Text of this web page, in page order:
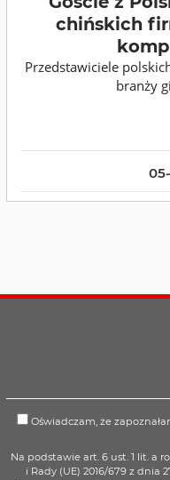
chińskich
Przedstawiciele
branży
Oświadczam, że
Na podstawie art. 6 ust. 1 lit. a
i Rady (UE) 2016/679 z dnia